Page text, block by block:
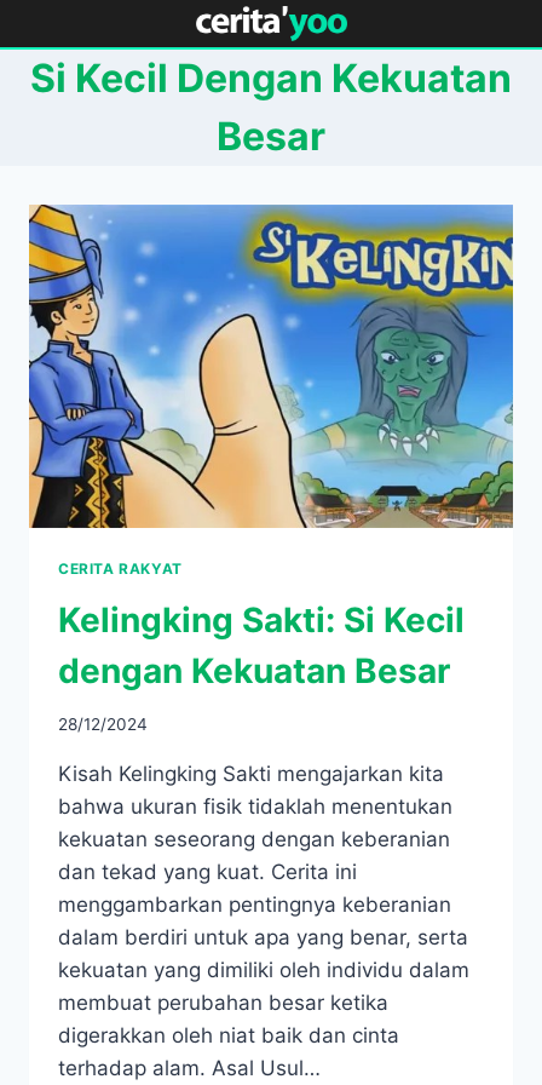
to
contentSi Kecil Dengan Kekuatan
Besar
CERITA RAKYAT
Kelingking Sakti: Si Kecil
dengan Kekuatan Besar
28/12/2024
Kisah Kelingking Sakti mengajarkan kita
bahwa ukuran fisik tidaklah menentukan
kekuatan seseorang dengan keberanian
dan tekad yang kuat. Cerita ini
menggambarkan pentingnya keberanian
dalam berdiri untuk apa yang benar, serta
kekuatan yang dimiliki oleh individu dalam
membuat perubahan besar ketika
digerakkan oleh niat baik dan cinta
terhadap alam.​ Asal Usul…